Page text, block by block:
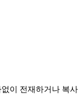
이 전재하거나 복사